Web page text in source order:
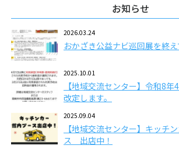
お知らせ
2026.03.24
おかざき公益ナビ巡回展を終え
2025.10.01
【地域交流センター】令和8
改定します。
2025.09.04
【地域交流センター】キッチ
ス 出店中！